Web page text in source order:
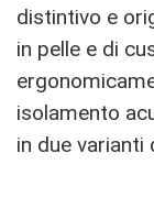
distintivo e
in pelle e di
isolamento
in due varianti